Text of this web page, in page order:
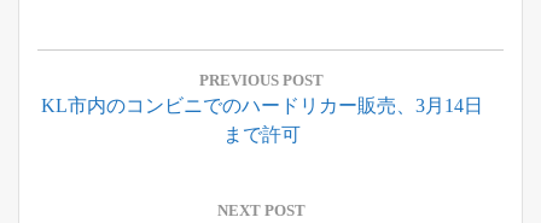
投
ナ
PREVIOUS POST
Previous
KL市内のコンビニでのハードリカー販売、3月14日
まで許可
NEXT POST